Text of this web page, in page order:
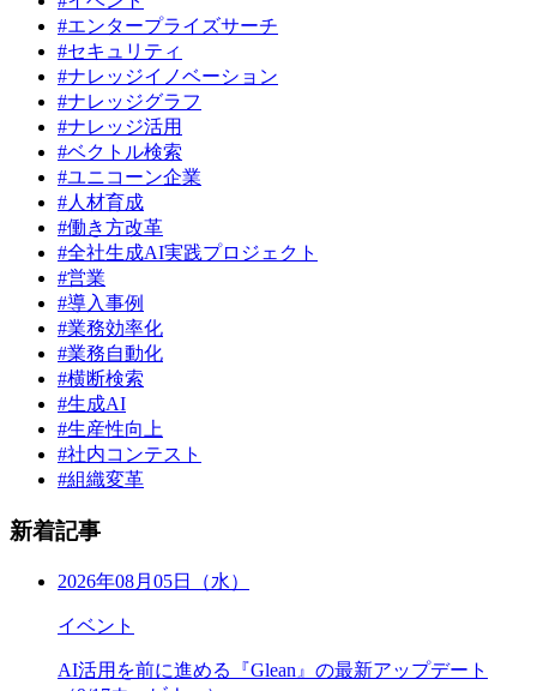
#エンタープライズサーチ
#セキュリティ
#ナレッジイノベーション
#ナレッジグラフ
#ナレッジ活用
#ベクトル検索
#ユニコーン企業
#人材育成
#働き方改革
#全社生成AI実践プロジェクト
#営業
#導入事例
#業務効率化
#業務自動化
#横断検索
#生成AI
#生産性向上
#社内コンテスト
#組織変革
新着記事
2026年08月05日（水）
イベント
AI活用を前に進める『Glean』の最新アップデート